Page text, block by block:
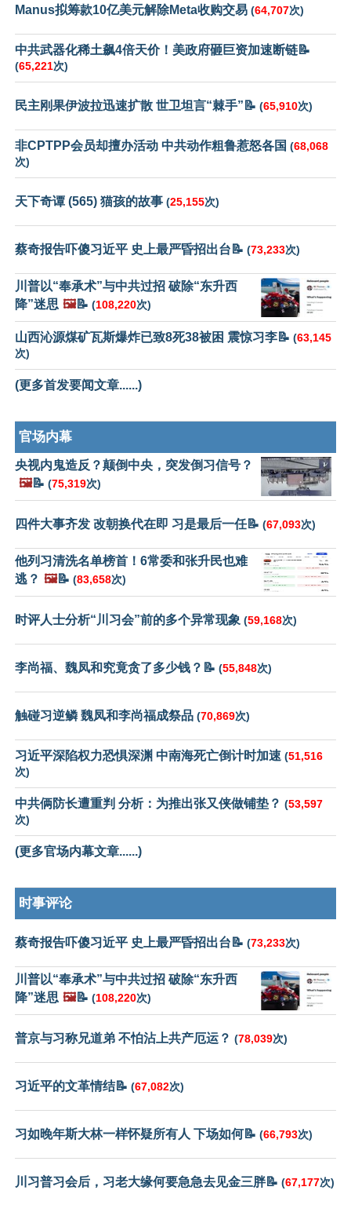
Manus拟筹款10亿美元解除Meta收购交易 (64,707次)
中共武器化稀土飙4倍天价！美政府砸巨资加速断链📝
(65,221次)
民主刚果伊波拉迅速扩散 世卫坦言“棘手”📝 (65,910次)
非CPTPP会员却擅办活动 中共动作粗鲁惹怒各国 (68,068
次)
天下奇谭 (565) 猫孩的故事 (25,155次)
蔡奇报告吓傻习近平 史上最严昏招出台📝 (73,233次)
川普以“奉承术”与中共过招 破除“东升西
降”迷思 🖼️📝 (108,220次)
山西沁源煤矿瓦斯爆炸已致8死38被困 震惊习李📝 (63,145
次)
(更多首发要闻文章......)
官场内幕
央视内鬼造反？颠倒中央，突发倒习信号？
🖼️📝 (75,319次)
四件大事齐发 改朝换代在即 习是最后一任📝 (67,093次)
他列习清洗名单榜首！6常委和张升民也难
逃？ 🖼️📝 (83,658次)
时评人士分析“川习会”前的多个异常现象 (59,168次)
李尚福、魏凤和究竟贪了多少钱？📝 (55,848次)
触碰习逆鳞 魏凤和李尚福成祭品 (70,869次)
习近平深陷权力恐惧深渊 中南海死亡倒计时加速 (51,516
次)
中共俩防长遭重判 分析：为推出张又侠做铺垫？ (53,597
次)
(更多官场内幕文章......)
时事评论
蔡奇报告吓傻习近平 史上最严昏招出台📝 (73,233次)
川普以“奉承术”与中共过招 破除“东升西
降”迷思 🖼️📝 (108,220次)
普京与习称兄道弟 不怕沾上共产厄运？ (78,039次)
习近平的文革情结📝 (67,082次)
习如晚年斯大林一样怀疑所有人 下场如何📝 (66,793次)
川习普习会后，习老大缘何要急急去见金三胖📝 (67,177次)